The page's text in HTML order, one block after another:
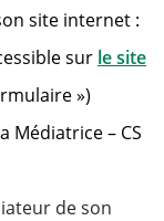
site internet :
sur le site
»)
Médiatrice – CS
de son